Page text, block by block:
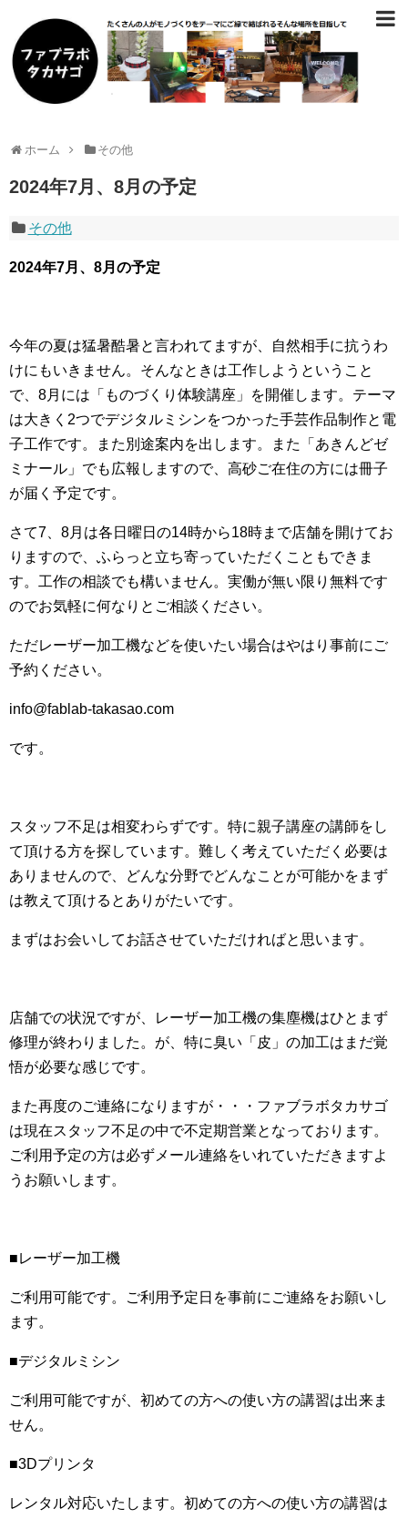
ホーム その他
2024年7月、8月の予定
その他
2024年7月、8月の予定
今年の夏は猛暑酷暑と言われてますが、自然相手に抗うわ
けにもいきません。そんなときは工作しようということ
で、8月には「ものづくり体験講座」を開催します。テーマ
は大きく2つでデジタルミシンをつかった手芸作品制作と電
子工作です。また別途案内を出します。また「あきんどゼ
ミナール」でも広報しますので、高砂ご在住の方には冊子
が届く予定です。
さて7、8月は各日曜日の14時から18時まで店舗を開けてお
りますので、ふらっと立ち寄っていただくこともできま
す。工作の相談でも構いません。実働が無い限り無料です
のでお気軽に何なりとご相談ください。
ただレーザー加工機などを使いたい場合はやはり事前にご
予約ください。
info@fablab-takasao.com
です。
スタッフ不足は相変わらずです。特に親子講座の講師をし
て頂ける方を探しています。難しく考えていただく必要は
ありませんので、どんな分野でどんなことが可能かをまず
は教えて頂けるとありがたいです。
まずはお会いしてお話させていただければと思います。
店舗での状況ですが、レーザー加工機の集塵機はひとまず
修理が終わりました。が、特に臭い「皮」の加工はまだ覚
悟が必要な感じです。
また再度のご連絡になりますが・・・ファブラボタカサゴ
は現在スタッフ不足の中で不定期営業となっております。
ご利用予定の方は必ずメール連絡をいれていただきますよ
うお願いします。
■レーザー加工機
ご利用可能です。ご利用予定日を事前にご連絡をお願いし
ます。
■デジタルミシン
ご利用可能ですが、初めての方への使い方の講習は出来ま
せん。
■3Dプリンタ
レンタル対応いたします。初めての方への使い方の講習は